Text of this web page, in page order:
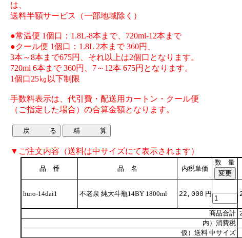
は、
送料半額サービス（一部地域除く）
●常温便 1個口：1.8L-8本まで、720ml-12本まで
●クール便 1個口：1.8L 2本まで 360円、
3本～8本まで675円、それ以上は2個口となります。
720ml 6本まで 360円、7～12本 675円となります。
1個口25㎏以下制限
手数料表示は、代引費・配送用カートン・クール便
（ご指定した場合）の合算金額となります。
▼ご注文内容（送料は中サイズにて表示されます）
品 番 品 名 内税単価
数 量
huro-14dai1 不老泉 純大斗瓶14BY 1800ml 22,000 円
商品合計
内）消費税
仮）送料 中サイズ